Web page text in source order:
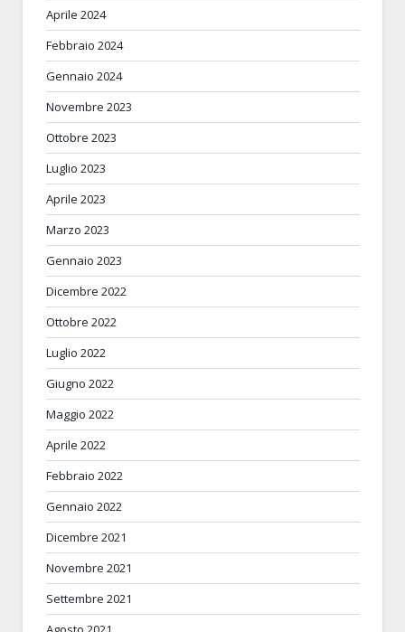
Aprile 2024
Febbraio 2024
Gennaio 2024
Novembre 2023
Ottobre 2023
Luglio 2023
Aprile 2023
Marzo 2023
Gennaio 2023
Dicembre 2022
Ottobre 2022
Luglio 2022
Giugno 2022
Maggio 2022
Aprile 2022
Febbraio 2022
Gennaio 2022
Dicembre 2021
Novembre 2021
Settembre 2021